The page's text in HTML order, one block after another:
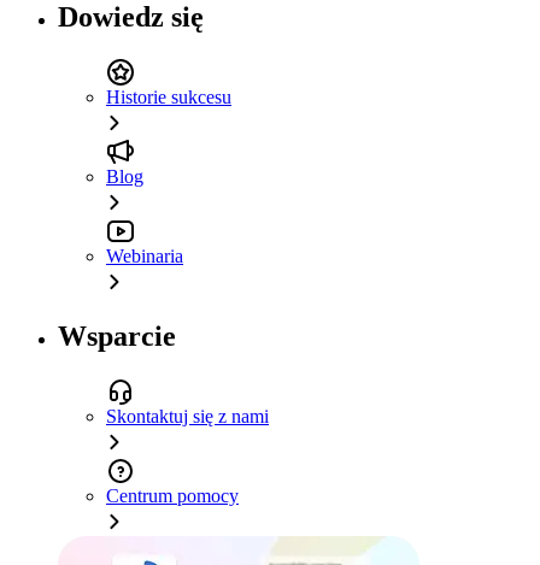
Dowiedz się
Historie sukcesu
Blog
Webinaria
Wsparcie
Skontaktuj się z nami
Centrum pomocy